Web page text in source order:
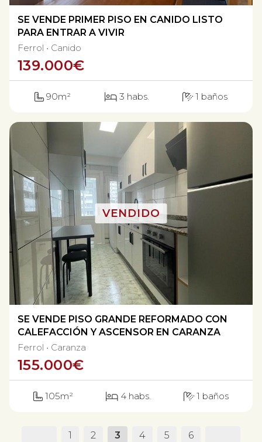
SE VENDE PRIMER PISO EN CANIDO LISTO
PARA ENTRAR A VIVIR
139.000€
90m² 3 habs. 1 baños
Ferrol Canido
SE VENDE PISO GRANDE REFORMADO CON
CALEFACCIÓN Y ASCENSOR EN CARANZA
155.000€
105m² 4 habs. 1 baños
Ferrol Caranza
1 2 3 4 5 6